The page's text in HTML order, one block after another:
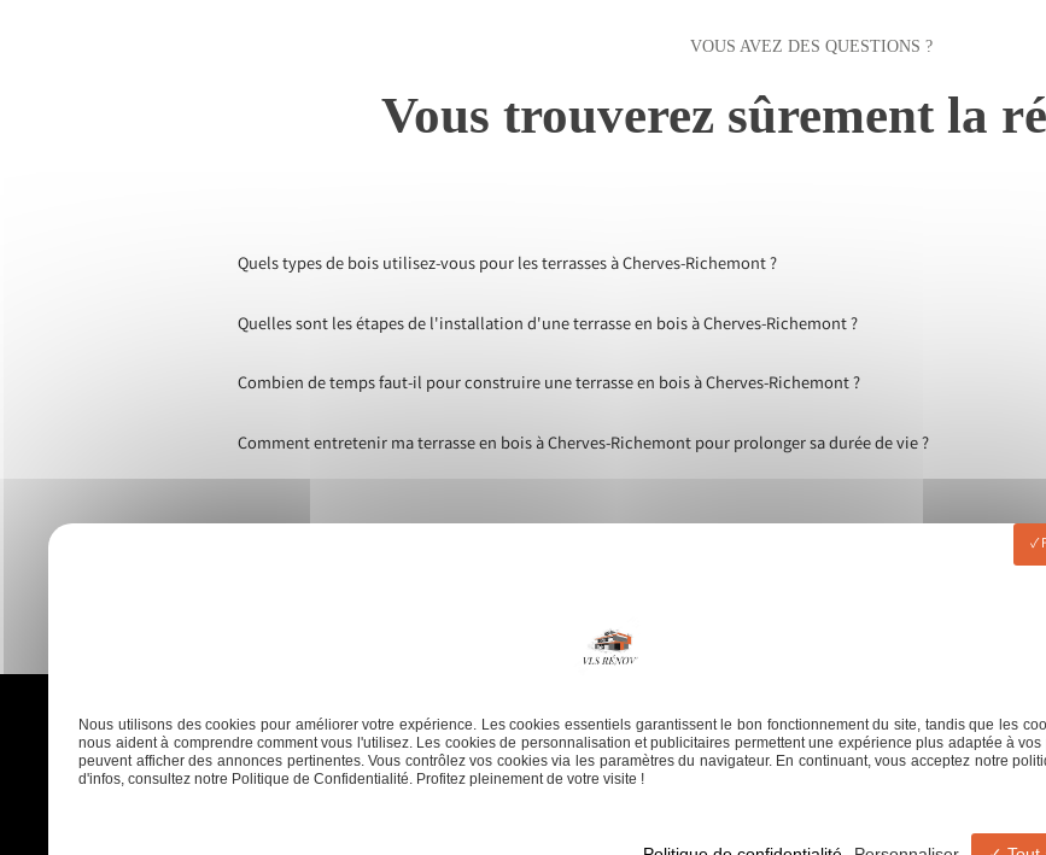
VOUS AVEZ DES QUESTIONS ?
Vous trouverez sûrement la
Quels types de bois utilisez-vous pour les terrasses à Cherves-Richemont ?
Quelles sont les étapes de l'installation d'une terrasse en bois à Cherves-Richemont ?
Combien de temps faut-il pour construire une terrasse en bois à Cherves-Richemont ?
Comment entretenir ma terrasse en bois à Cherves-Richemont pour prolonger sa durée de vie ?
Accueil
Nous utilisons des cookies pour améliorer votre expérience. Les cookies essentiels garantissent le bon fonctionnement du site, tandis que les
nous aident à comprendre comment vous l'utilisez. Les cookies de personnalisation et publicitaires permettent une expérience plus adaptée à vos
peuvent afficher des annonces pertinentes. Vous contrôlez vos cookies via les paramètres du navigateur. En continuant, vous acceptez notre
d'infos, consultez notre Politique de Confidentialité. Profitez pleinement de votre visite !